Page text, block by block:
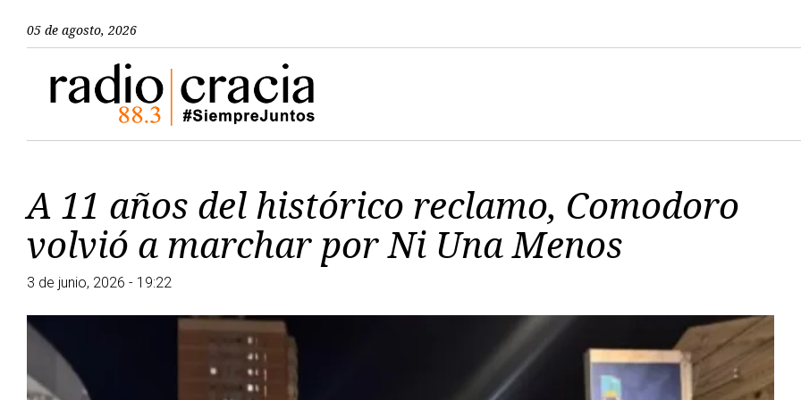
05 de agosto, 2026
A 11 años del histórico reclamo, Comodoro
volvió a marchar por Ni Una Menos
3 de junio, 2026 - 19:22